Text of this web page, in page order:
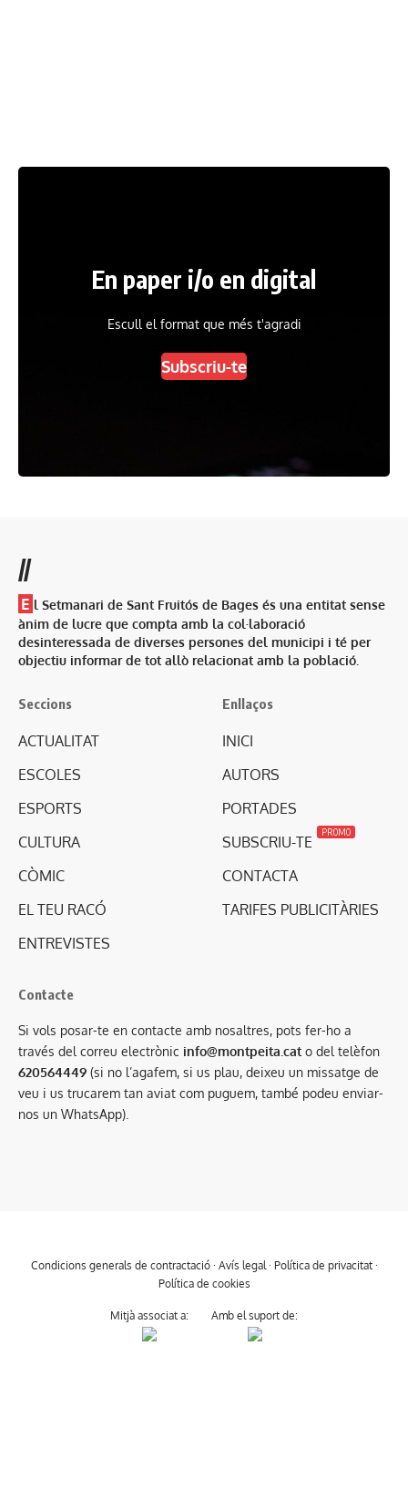
En paper i/o en digital
Escull el format que més t'agradi
Subscriu-te
//
E l Setmanari de Sant Fruitós de Bages és una entitat sense
ànim de lucre que compta amb la col·laboració
desinteressada de diverses persones del municipi i té per
objectiu informar de tot allò relacionat amb la població.
Seccions
ACTUALITAT
ESCOLES
ESPORTS
CULTURA
CÒMIC
EL TEU RACÓ
ENTREVISTES
Enllaços
INICI
AUTORS
PORTADES
SUBSCRIU-TE
PROMO
CONTACTA
TARIFES PUBLICITÀRIES
Contacte
Si vols posar-te en contacte amb nosaltres, pots fer-ho a
través del correu electrònic info@montpeita.cat o del telèfon
620564449 (si no l’agafem, si us plau, deixeu un missatge de
veu i us trucarem tan aviat com puguem, també podeu enviar-
nos un WhatsApp).
Condicions generals de contractació· Avís legal · Política de privacitat·
Política de cookies
Mitjà associat a: Amb el suport de: